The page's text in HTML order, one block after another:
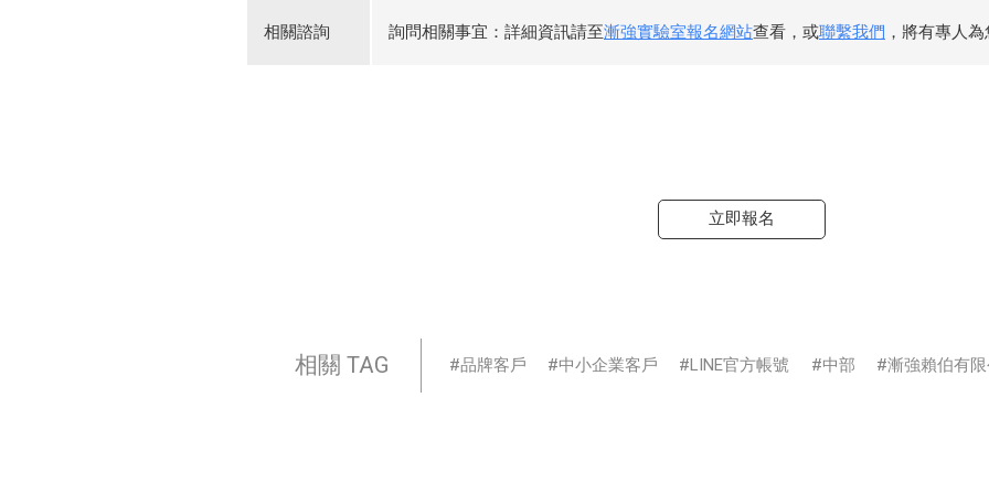
相關諮詢 詢問相關事宜：詳細資訊請至漸強實驗室報名網站查看，或聯繫我們 ，將有專人為
立即報名
相關 TAG 品牌客戶 中小企業客戶 LINE官方帳號 中部 漸強賴伯有限